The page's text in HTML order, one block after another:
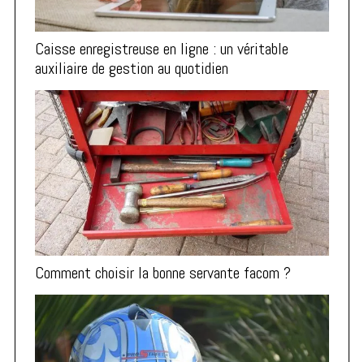
Caisse enregistreuse en ligne : un véritable
auxiliaire de gestion au quotidien
Comment choisir la bonne servante facom ?